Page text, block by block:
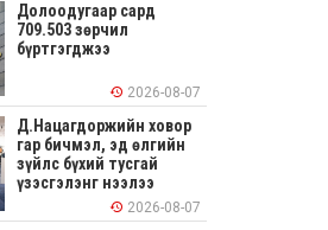
Долоодугаар сард
709.503 зөрчил
бүртгэгджээ
2026-08-07
Д.Нацагдоржийн ховор
гар бичмэл, эд өлгийн
зүйлс бүхий тусгай
үзэсгэлэнг нээлээ
2026-08-07